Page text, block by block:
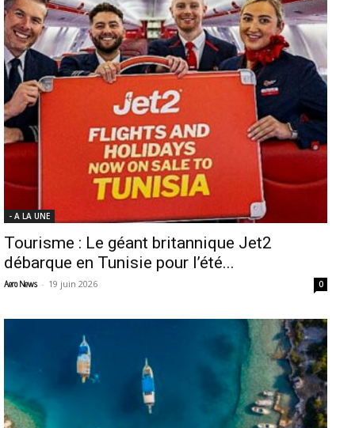
- A LA UNE
Tourisme : Le géant britannique Jet2
débarque en Tunisie pour l’été...
Aero News - 19 juin 2026 0